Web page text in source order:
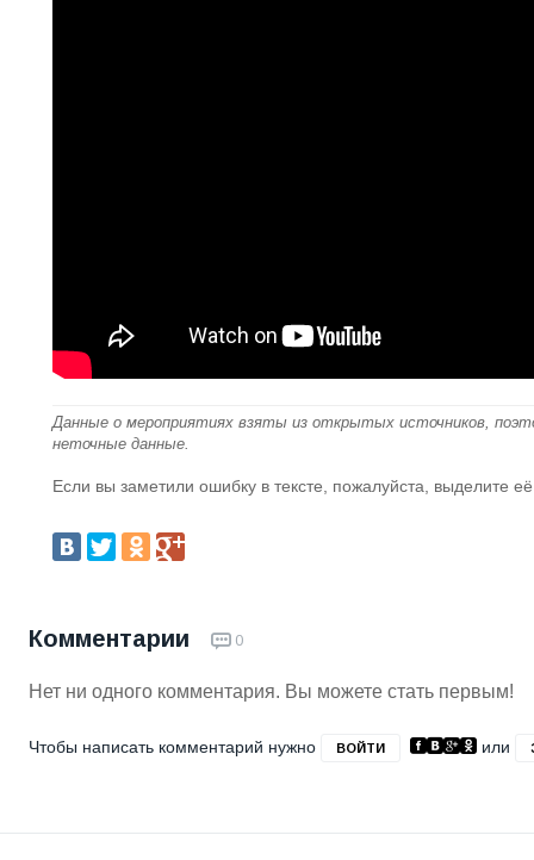
Данные о мероприятиях взяты из открытых источников,
неточные данные.
Если вы заметили ошибку в тексте, пожалуйста, выделите
Комментарии 0
Нет ни одного комментария. Вы можете стать первым!
Чтобы написать комментарий нужно ВОЙТИ или